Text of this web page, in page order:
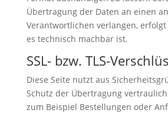
Übertragung der Daten an einen
Verantwortlichen verlangen,
es technisch machbar ist.
SSL- bzw. TLS-
Diese Seite nutzt aus
Schutz der Übertragung
zum Beispiel Bestellungen oder